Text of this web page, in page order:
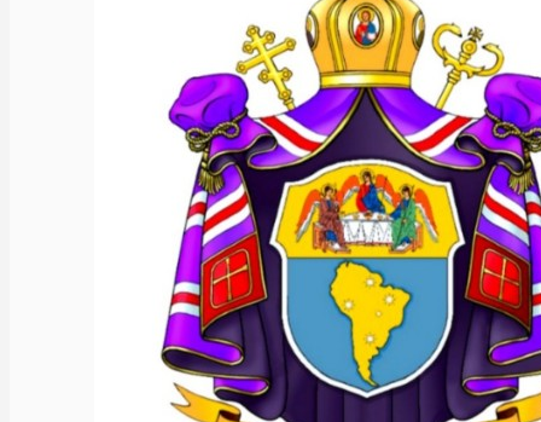
Общество
Состоялась
встреча
епископа
Леонида
с
мэром
города
Серрито
(Аргенина)